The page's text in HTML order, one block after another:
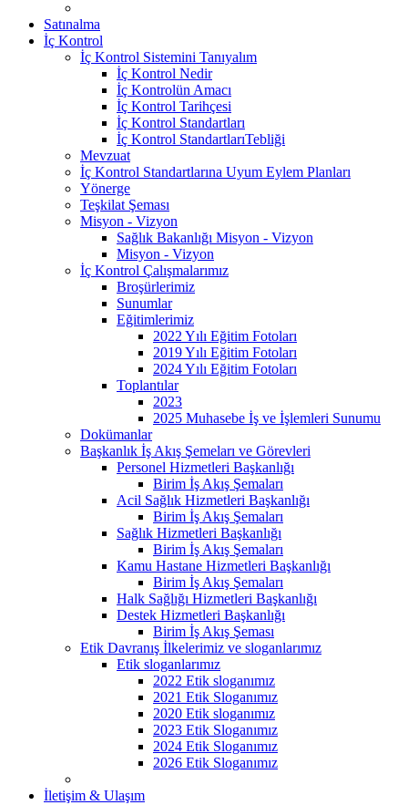
Satınalma
İç Kontrol
İç Kontrol Sistemini Tanıyalım
İç Kontrol Nedir
İç Kontrolün Amacı
İç Kontrol Tarihçesi
İç Kontrol Standartları
İç Kontrol StandartlarıTebliği
Mevzuat
İç Kontrol Standartlarına Uyum Eylem Planları
Yönerge
Teşkilat Şeması
Misyon - Vizyon
Sağlık Bakanlığı Misyon - Vizyon
Misyon - Vizyon
İç Kontrol Çalışmalarımız
Broşürlerimiz
Sunumlar
Eğitimlerimiz
2022 Yılı Eğitim Fotoları
2019 Yılı Eğitim Fotoları
2024 Yılı Eğitim Fotoları
Toplantılar
2023
2025 Muhasebe İş ve İşlemleri Sunumu
Dokümanlar
Başkanlık İş Akış Şemeları ve Görevleri
Personel Hizmetleri Başkanlığı
Birim İş Akış Şemaları
Acil Sağlık Hizmetleri Başkanlığı
Birim İş Akış Şemaları
Sağlık Hizmetleri Başkanlığı
Birim İş Akış Şemaları
Kamu Hastane Hizmetleri Başkanlığı
Birim İş Akış Şemaları
Halk Sağlığı Hizmetleri Başkanlığı
Destek Hizmetleri Başkanlığı
Birim İş Akış Şeması
Etik Davranış İlkelerimiz ve sloganlarımız
Etik sloganlarımız
2022 Etik sloganımız
2021 Etik Sloganımız
2020 Etik sloganımız
2023 Etik Sloganımız
2024 Etik Sloganımız
2026 Etik Sloganımız
İletişim & Ulaşım